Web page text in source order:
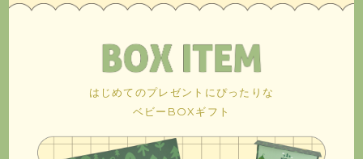
はじめてのプレゼントにぴったりな
ベビーBOXギフト